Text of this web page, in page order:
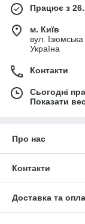
Працює з
м. Київ
вул.
Україна
Контакти
Сьогодні
Показати
Про нас
Контакти
Доставка та